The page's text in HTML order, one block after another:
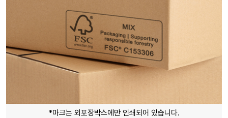
*마크는 외포장박스에만 인쇄되어 있습니다.